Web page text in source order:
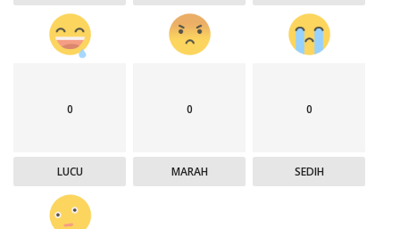
0
LUCU
0
MARAH
0
SEDIH